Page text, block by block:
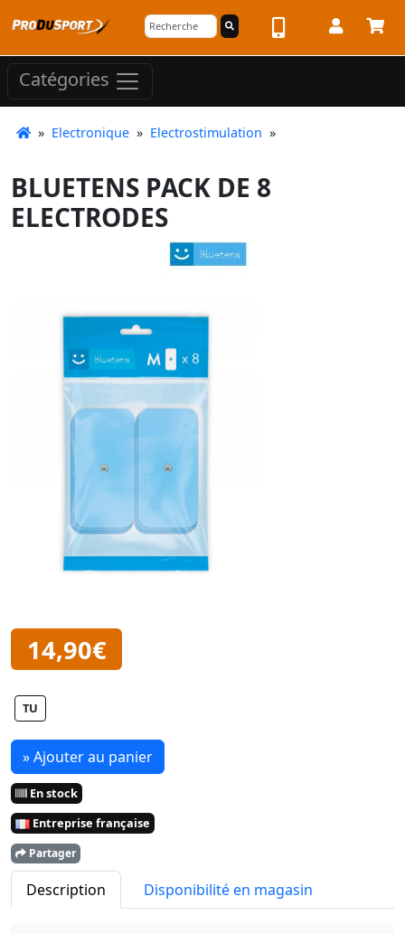
Catégories
» Electronique » Electrostimulation »
BLUETENS PACK DE 8
ELECTRODES
14,90€
TU
» Ajouter au panier
En stock
Entreprise française
Partager
Description Disponibilité en magasin